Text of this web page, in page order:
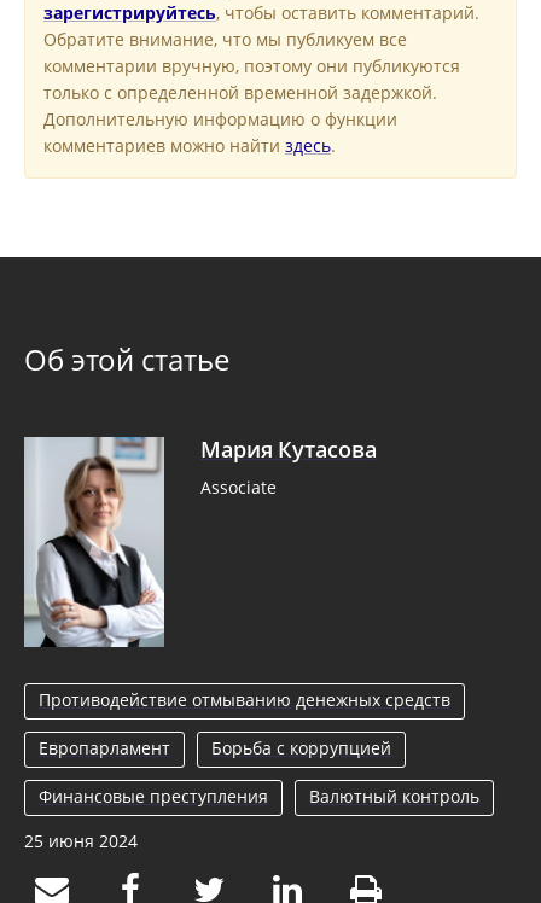
зарегистрируйтесь, чтобы оставить комментарий.
Обратите внимание, что мы публикуем все
комментарии вручную, поэтому они публикуются
только с определенной временной задержкой.
Дополнительную информацию о функции
комментариев можно найти здесь.
Об этой статье
Мария Кутасова
Associate
Противодействие отмыванию денежных средств
Европарламент Борьба с коррупцией
Финансовые преступления
Валютный контроль
25 июня 2024